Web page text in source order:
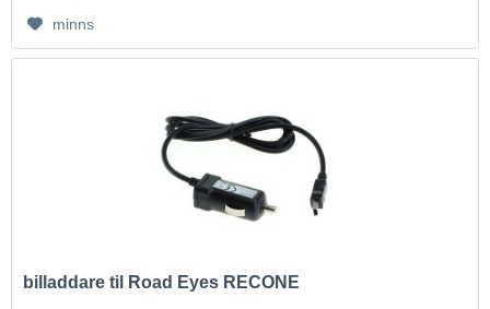
minns
billaddare til Road Eyes RECONE